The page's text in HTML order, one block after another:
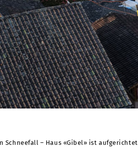
Schneefall – Haus «Gibel» ist aufgerichtet